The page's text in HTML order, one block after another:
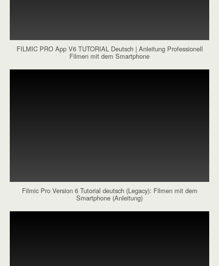
FILMIC PRO App V6 TUTORIAL Deutsch | Anleitung Professionell
Filmen mit dem Smartphone
Filmic Pro Version 6 Tutorial deutsch (Legacy): Filmen mit dem
Smartphone (Anleitung)